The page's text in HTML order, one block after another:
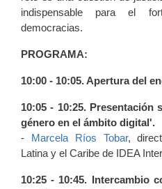
indispensable para el
democracias.
PROGRAMA:
10:00 - 10:05. Apertura del
10:05 - 10:25. Presentación
género en el ámbito digital'.
- Marcela Ríos Tobar,
Latina y el Caribe de IDEA
10:25 - 10:45. Intercambio